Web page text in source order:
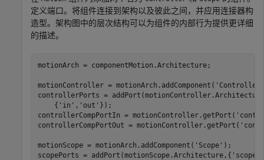
定义端口。将组件连接到架构以及彼此之间，并应用连接器构
造型。架构图中的层次结构可以为组件的内部行为提供更详细
的描述。
motionArch = componentMotion.Architecture;
motionController = motionArch.addComponent( 'Controller'
controllerPorts =
    {
'in' , 'out' });
controllerCompPortIn = motionController.getPort(
controllerCompPortOut = motionController.getPort(
motionScope = motionArch.addComponent( 'Scope' );
scopePorts = addPort(motionScope.Architecture,{